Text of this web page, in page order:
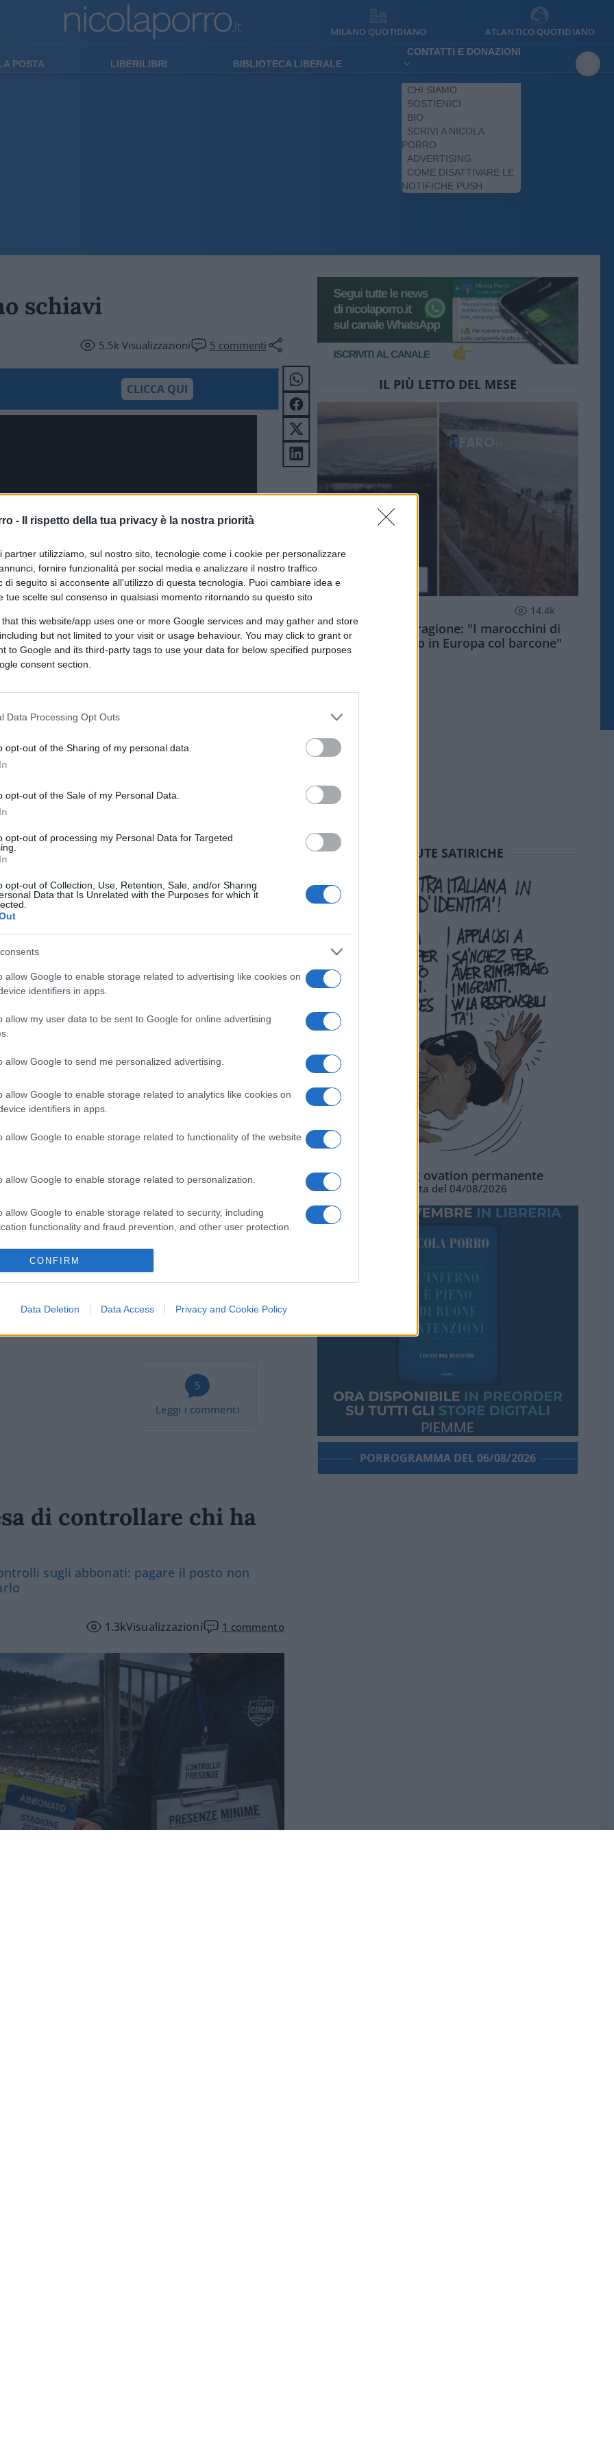
- Il rispetto della tua privacy è la nostra priorità
partner utilizziamo, sul nostro sito, tecnologie come i cookie per personalizzare
fornire funzionalità per social media e analizzare il nostro traffico.
di seguito si acconsente all'utilizzo di questa tecnologia. Puoi cambiare idea e
tue scelte sul consenso in qualsiasi momento ritornando su questo sito
that this website/app uses one or more Google services and may gather and store
but not limited to your visit or usage behaviour. You may click to grant or
to Google and its third-party tags to use your data for below specified purposes
consent section.
Data Processing Opt Outs
opt-out of the Sharing of my personal data.
opt-out of the Sale of my Personal Data.
opt-out of processing my Personal Data for Targeted
opt-out of Collection, Use, Retention, Sale, and/or Sharing
Data that Is Unrelated with the Purposes for which it
allow Google to enable storage related to advertising like cookies on
identifiers in apps.
allow my user data to be sent to Google for online advertising
allow Google to send me personalized advertising.
allow Google to enable storage related to analytics like cookies on
identifiers in apps.
allow Google to enable storage related to functionality of the website
allow Google to enable storage related to personalization.
allow Google to enable storage related to security, including
functionality and fraud prevention, and other user protection.
CONFIRM
Data Deletion Data Access Privacy and Cookie Policy
MILANO QUOTIDIANO ATLANTICO QUOTIDIANO
POSTA LIBERILIBRI BIBLIOTECA LIBERALE
CONTATTI E DONAZIONI
CHI SIAMO
SOSTIENICI
BIO
SCRIVI A NICOLA
PORRO
ADVERTISING
COME DISATTIVARE LE
NOTIFICHE PUSH
schiavi
5.5kVisualizzazioni 5 commenti
CLICCA QUI
alcune storie che dimostrano uno degli
: la introduzione della schiavitù dovuta a
stracciato. Braccianti e fattorini pagati
senza alcuna tutela o garanzia;
a chi cede loro le credenziali
Ferrarella sul
arriverà presto alle pagine
l’intera filiera della logistica per
di logistica le aziende che vi fanno
su internet; più in generale chi trasporta
quantità.
subappaltano le consegne a una rete
nella quale è facile perdersi. Il quadro
cooperative si avvalgono di
paghe ridicole, eccessive ore di
nessuna tutela. Non si specifica se la
italiani, immigrati regolari o immigrati
sia il motivo per il quale assistiamo a
l’immigrazione irregolare trucca
che poi possono chiedere gli stessi
questo che vogliamo i porti ben sigillati.
silenziosa della schiavitù.
5
Leggi i commenti
di controllare chi ha
sugli abbonati: pagare il posto non
1.3kVisualizzazioni 1 commento
IL PIÙ LETTO DEL MESE
14.4k
Meloni aveva ragione: "I marocchini di
Ceuta sbarcano in Europa col barcone"
SEDUTE SATIRICHE
La standing ovation permanente
Vignetta del 04/08/2026
PORROGRAMMA DEL 06/08/2026